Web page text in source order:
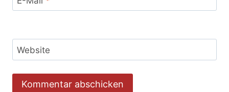
Website